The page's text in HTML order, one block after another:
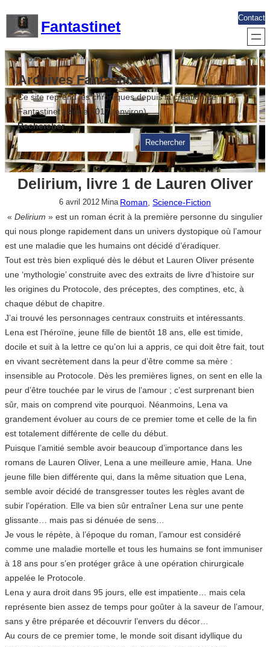
contenu
Fantastinet
Contact
Archives Fantastinet
Ce site reprend les chroniques depuis la création de
Fantastinet jusque 2017 (environ)
Rechercher
Rechercher
Delirium, livre 1 de Lauren Oliver
6 avril 2012 Mina Roman , Science-Fiction
« Delirium » est un roman écrit à la première personne du singulier
qui nous plonge rapidement dans un univers dystopique où l’amour
est une maladie que les humains ont décidé d’éradiquer.
Tout est très bien expliqué dès le début et Lauren Oliver présente
une ‘mythologie’ construite avec des extraits de livre d’histoire sur
les origines du Protocole, des préceptes, des comptines, etc, à
chaque début de chapitre.
J’ai trouvé les personnages centraux construits et intéressants.
Lena est l’héroïne, jeune fille de bientôt 18 ans, elle est timide,
docile et suit à la lettre ce qu’on lui a appris, ce qui doit être fait, tout
en vivant secrètement dans la peur d’être comme sa mère :
insensible au Protocole. Dès les premières lignes, on sent en elle la
peur d’être touchée par le virus de l’amour ; c’est surprenant bien
sûr, mais on comprend vite pourquoi. Néanmoins, Lena va
grandement évoluer au cours de ce premier tome et celle de la fin
est totalement différente de celle du début.
Puisque l’amitié semble avoir beaucoup d’importance dans les
romans de Lauren Oliver, Lena a une meilleure amie, Hana. Une
jeune fille bien différente qui, dans la même situation que Lena,
semble avoir décidé de transgresser toutes les règles avant de
subir l’opération. Elle va bien sûr entraîner Lena sur une pente
glissante… mais pas si dénuée de sens…
Je vous le répète, à l’époque du roman, l’amour est considéré
comme une maladie mortelle et tous les humains se font immuniser
à 18 ans pour s’en protéger grâce à une opération chirurgicale
appelée le Protocole.
Lena y aura droit dans 95 jours, elle est impatiente… mais cela
représente bien assez de temps pour goûter à la saveur de l’amour,
sans y être préparée et découvrir l’envers du décor…
Au cours de ce premier tome, le monde soit disant idyllique du